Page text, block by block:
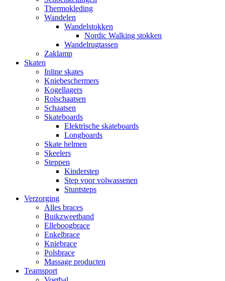
Thermokleding
Wandelen
Wandelstokken
Nordic Walking stokken
Wandelrugtassen
Zaklamp
Skaten
Inline skates
Kniebeschermers
Kogellagers
Rolschaatsen
Schaatsen
Skateboards
Elektrische skateboards
Longboards
Skate helmen
Skeelers
Steppen
Kinderstep
Step voor volwassenen
Stuntsteps
Verzorging
Alles braces
Buikzweetband
Elleboogbrace
Enkelbrace
Kniebrace
Polsbrace
Massage producten
Teamsport